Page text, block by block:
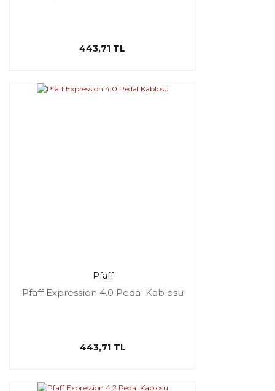
443,71 TL
Pfaff
Pfaff Expression 4.0 Pedal Kablosu
443,71 TL